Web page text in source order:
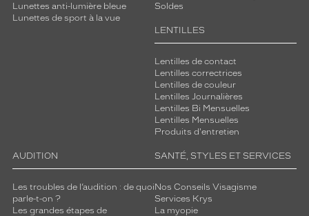
Lunettes anti-lumière bleue
Lunettes de sport à la vue
Soldes
LENTILLES
Lentilles de contact
Lentilles correctrices
Lentilles de couleur
Lentilles Journalières
Lentilles Bi Mensuelles
Lentilles Mensuelles
Produits d'entretien
AUDITION
Les troubles de l’audition : de quoi
parle-t-on ?
Les grandes étapes de
SANTÉ, STYLES ET SERVICES
Nos Conseils Visagisme
Services Krys
La myopie